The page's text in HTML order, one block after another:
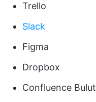
Trello
Slack
Figma
Dropbox
Confluence Bulut